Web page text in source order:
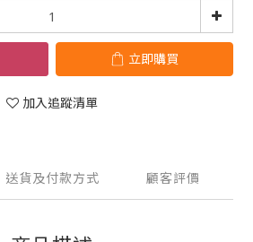
立即購買
加入追蹤清單
送貨及付款方式 顧客評價